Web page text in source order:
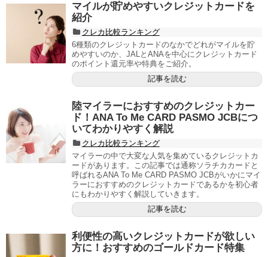
マイルが貯めやすいクレジットカードを
紹介
クレカ比較ランキング
6種類のクレジットカードのなかでどれがマイルを貯
めやすいのか、JALとANAを中心にクレジットカード
のポイント還元率や特典をご紹介。
記事を読む
陸マイラーにおすすめのクレジットカー
ド！ANA To Me CARD PASMO JCBにつ
いてわかりやすく解説
クレカ比較ランキング
マイラーの中で大変な人気を集めているクレジットカ
ードがあります。この記事では通称ソラチカカードと
呼ばれるANA To Me CARD PASMO JCBがいかにマイ
ラーにおすすめのクレジットカードであるかを初心者
にもわかりやすく解説していきます。
記事を読む
利便性の高いクレジットカードが欲しい
方に！おすすめのゴールドカード特集